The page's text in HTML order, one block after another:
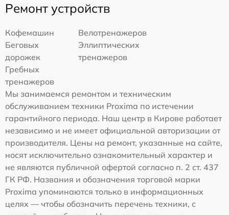
Ремонт устройств
Кофемашин
Велотренажеров
Беговых
дорожек
Эллиптических
тренажеров
Гребных
тренажеров
Мы занимаемся ремонтом и техническим
обслуживанием техники Proxima по истечении
гарантийного периода. Наш центр в Кирове работает
независимо и не имеет официальной авторизации от
производителя. Цены на ремонт, указанные на сайте,
носят исключительно ознакомительный характер и
не являются публичной офертой согласно п. 2 ст. 437
ГК РФ. Названия и обозначения торговой марки
Proxima упоминаются только в информационных
целях — чтобы обозначить перечень техники, с